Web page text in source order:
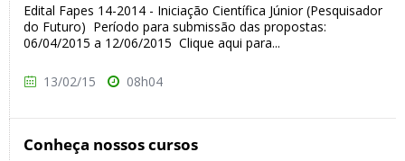
Edital Fapes 14-2014 - Iniciação Científica Júnior (Pesquisador
do Futuro) Período para submissão das propostas:
06/04/2015 a 12/06/2015 Clique aqui para...
13/02/15 08h04
Conheça nossos cursos